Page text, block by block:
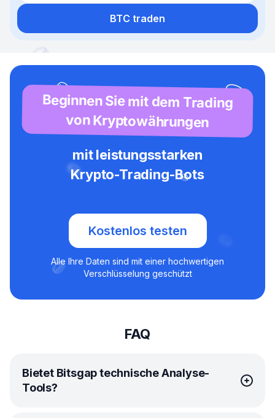
BTC traden
Beginnen Sie mit dem Trading
von Kryptowährungen
mit leistungsstarken
Krypto-Trading-Bots
Kostenlos testen
Alle Ihre Daten sind mit einer hochwertigen
Verschlüsselung geschützt
FAQ
Bietet Bitsgap technische Analyse-
Tools?